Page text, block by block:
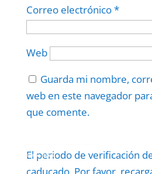
Correo electrónico*
Web
Guarda mi nombre,
web en este navegador
que comente.
El periodo de verificación
Politica–Términos.